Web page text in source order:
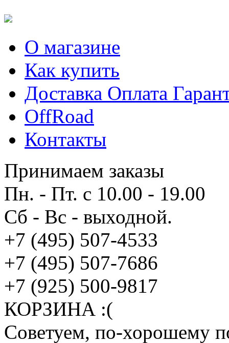
О магазине
Как купить
Доставка Оплата
OffRoad
Контакты
Принимаем заказы
Пн. - Пт. с 10.00 - 19.00
Сб - Вс - выходной.
+7 (495) 507-4533
+7 (495) 507-7686
+7 (925) 500-9817
КОРЗИНА :(
Советуем, по-хорошему